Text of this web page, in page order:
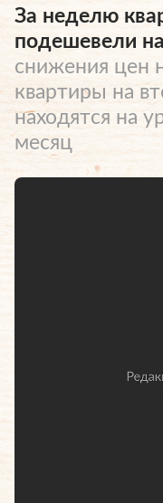
За неделю
подешевели
снижения цен
квартиры на
находятся на
месяц